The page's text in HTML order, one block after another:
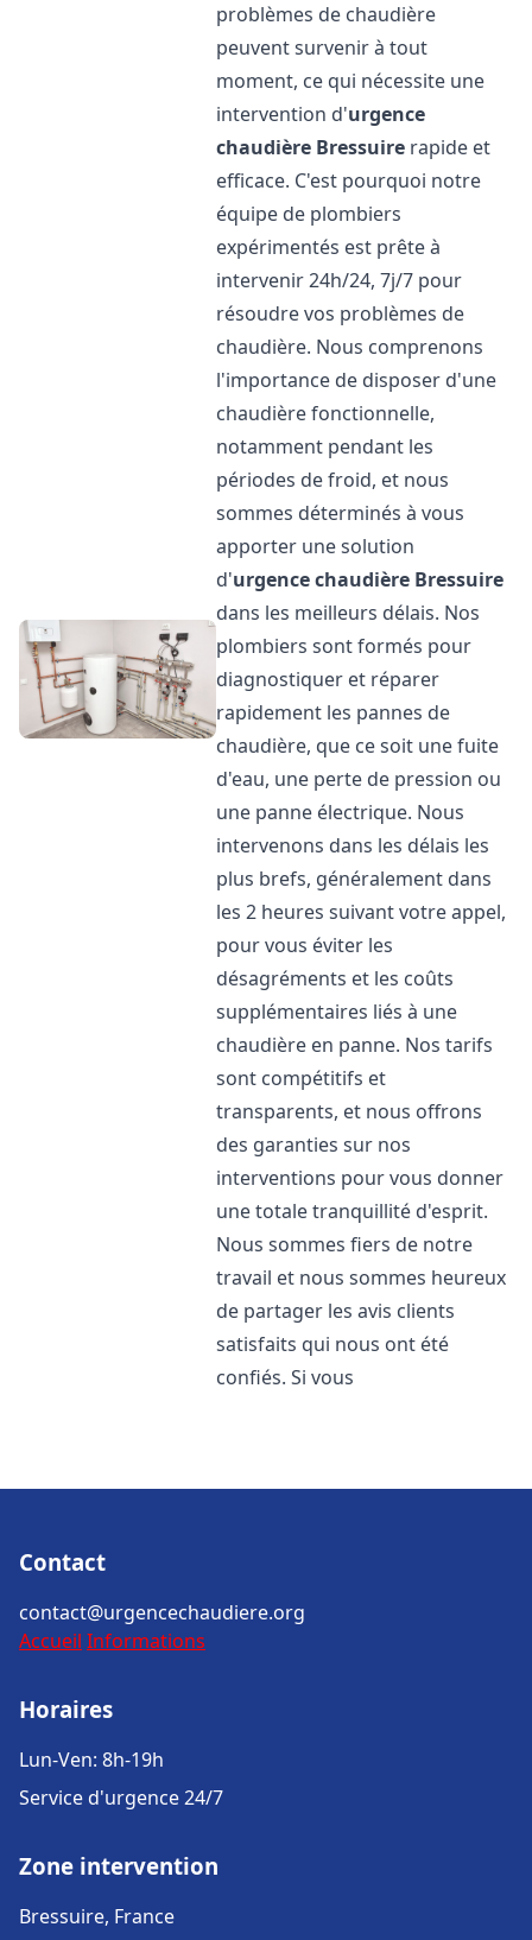
problèmes de chaudière
peuvent survenir à tout
moment, ce qui nécessite une
intervention d'urgence
chaudière Bressuire rapide et
efficace. C'est pourquoi notre
équipe de plombiers
expérimentés est prête à
intervenir 24h/24, 7j/7 pour
résoudre vos problèmes de
chaudière. Nous comprenons
l'importance de disposer d'une
chaudière fonctionnelle,
notamment pendant les
périodes de froid, et nous
sommes déterminés à vous
apporter une solution
d'urgence chaudière Bressuire
dans les meilleurs délais. Nos
plombiers sont formés pour
diagnostiquer et réparer
rapidement les pannes de
chaudière, que ce soit une fuite
d'eau, une perte de pression ou
une panne électrique. Nous
intervenons dans les délais les
plus brefs, généralement dans
les 2 heures suivant votre appel,
pour vous éviter les
désagréments et les coûts
supplémentaires liés à une
chaudière en panne. Nos tarifs
sont compétitifs et
transparents, et nous offrons
des garanties sur nos
interventions pour vous donner
une totale tranquillité d'esprit.
Nous sommes fiers de notre
travail et nous sommes heureux
de partager les avis clients
satisfaits qui nous ont été
confiés. Si vous
Contact
contact@urgencechaudiere.org
Accueil Informations
Horaires
Lun-Ven: 8h-19h
Service d'urgence 24/7
Zone intervention
Bressuire, France